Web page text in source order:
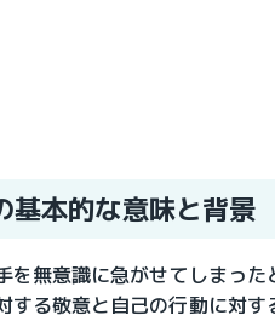
基本的な意味と背景
を無意識に急がせてしまった
する敬意と自己の行動に対す